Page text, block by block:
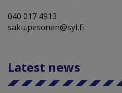
040 017 4913
saku.pesonen@syl.fi
Latest news